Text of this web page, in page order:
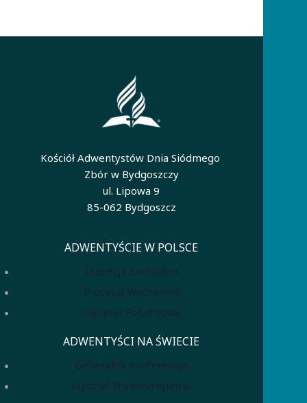
Kościół Adwentystów Dnia Siódmego
Zbór w Bydgoszczy
ul. Lipowa 9
85-062 Bydgoszcz
ADWENTYŚCIE W POLSCE
Diecezja Zachodnia
Diecezja Wschodnia
Diecezja Południowa
ADWENTYŚCI NA ŚWIECIE
Generalna Konferencja
Wydział Transeuropejski